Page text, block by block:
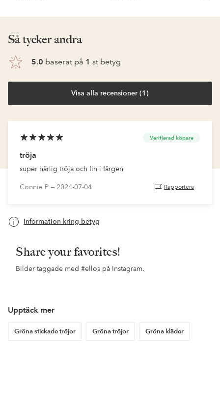
Så tycker andra
5.0 baserat på 1 st betyg
Visa alla recensioner (1)
Verifierad köpare
tröja
super härlig tröja och fin i färgen
Connie P — 2024-07-04 Rapportera
Information kring betyg
Share your favorites!
Bilder taggade med #ellos på Instagram.
Upptäck mer
Gröna stickade tröjor Gröna tröjor Gröna kläder